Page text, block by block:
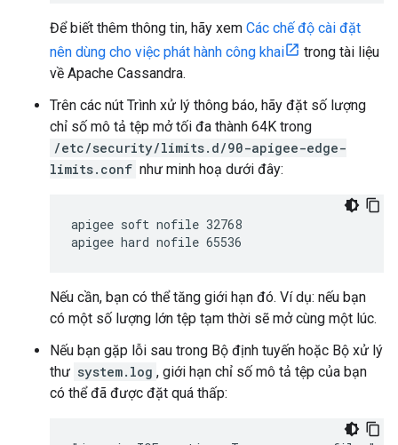
Để biết thêm thông tin, hãy xem Các chế độ cài đặt
nên dùng cho việc phát hành công khai
trong tài liệu
về Apache Cassandra.
Trên các nút Trình xử lý thông báo, hãy đặt số lượng
chỉ số mô tả tệp mở tối đa thành 64K trong
/etc/security/limits.d/90-apigee-edge-
limits.conf như minh hoạ dưới đây:
apigee soft nofile 32768
apigee hard nofile 65536
Nếu cần, bạn có thể tăng giới hạn đó. Ví dụ: nếu bạn
có một số lượng lớn tệp tạm thời sẽ mở cùng một lúc.
Nếu bạn gặp lỗi sau trong Bộ định tuyến hoặc Bộ xử lý
thư system.log , giới hạn chỉ số mô tả tệp của bạn
có thể đã được đặt quá thấp: